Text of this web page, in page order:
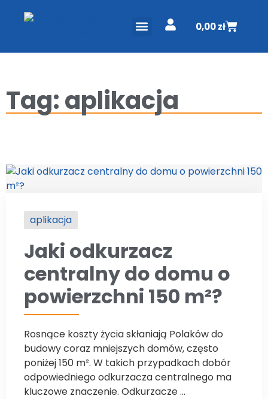
0,00zł
Tag: aplikacja
aplikacja
Jaki odkurzacz
centralny do domu o
powierzchni 150 m²?
Rosnące koszty życia skłaniają Polaków do
budowy coraz mniejszych domów, często
poniżej 150 m². W takich przypadkach dobór
odpowiedniego odkurzacza centralnego ma
kluczowe znaczenie. Odkurzacze ...